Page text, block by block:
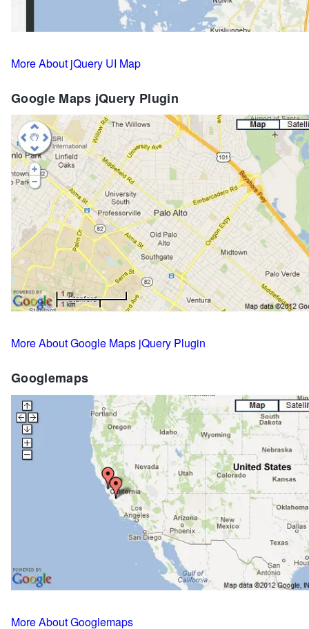
More About jQuery UI Map
Google Maps jQuery Plugin
More About Google Maps jQuery Plugin
Googlemaps
More About Googlemaps